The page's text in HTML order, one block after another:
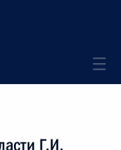
Г.И.